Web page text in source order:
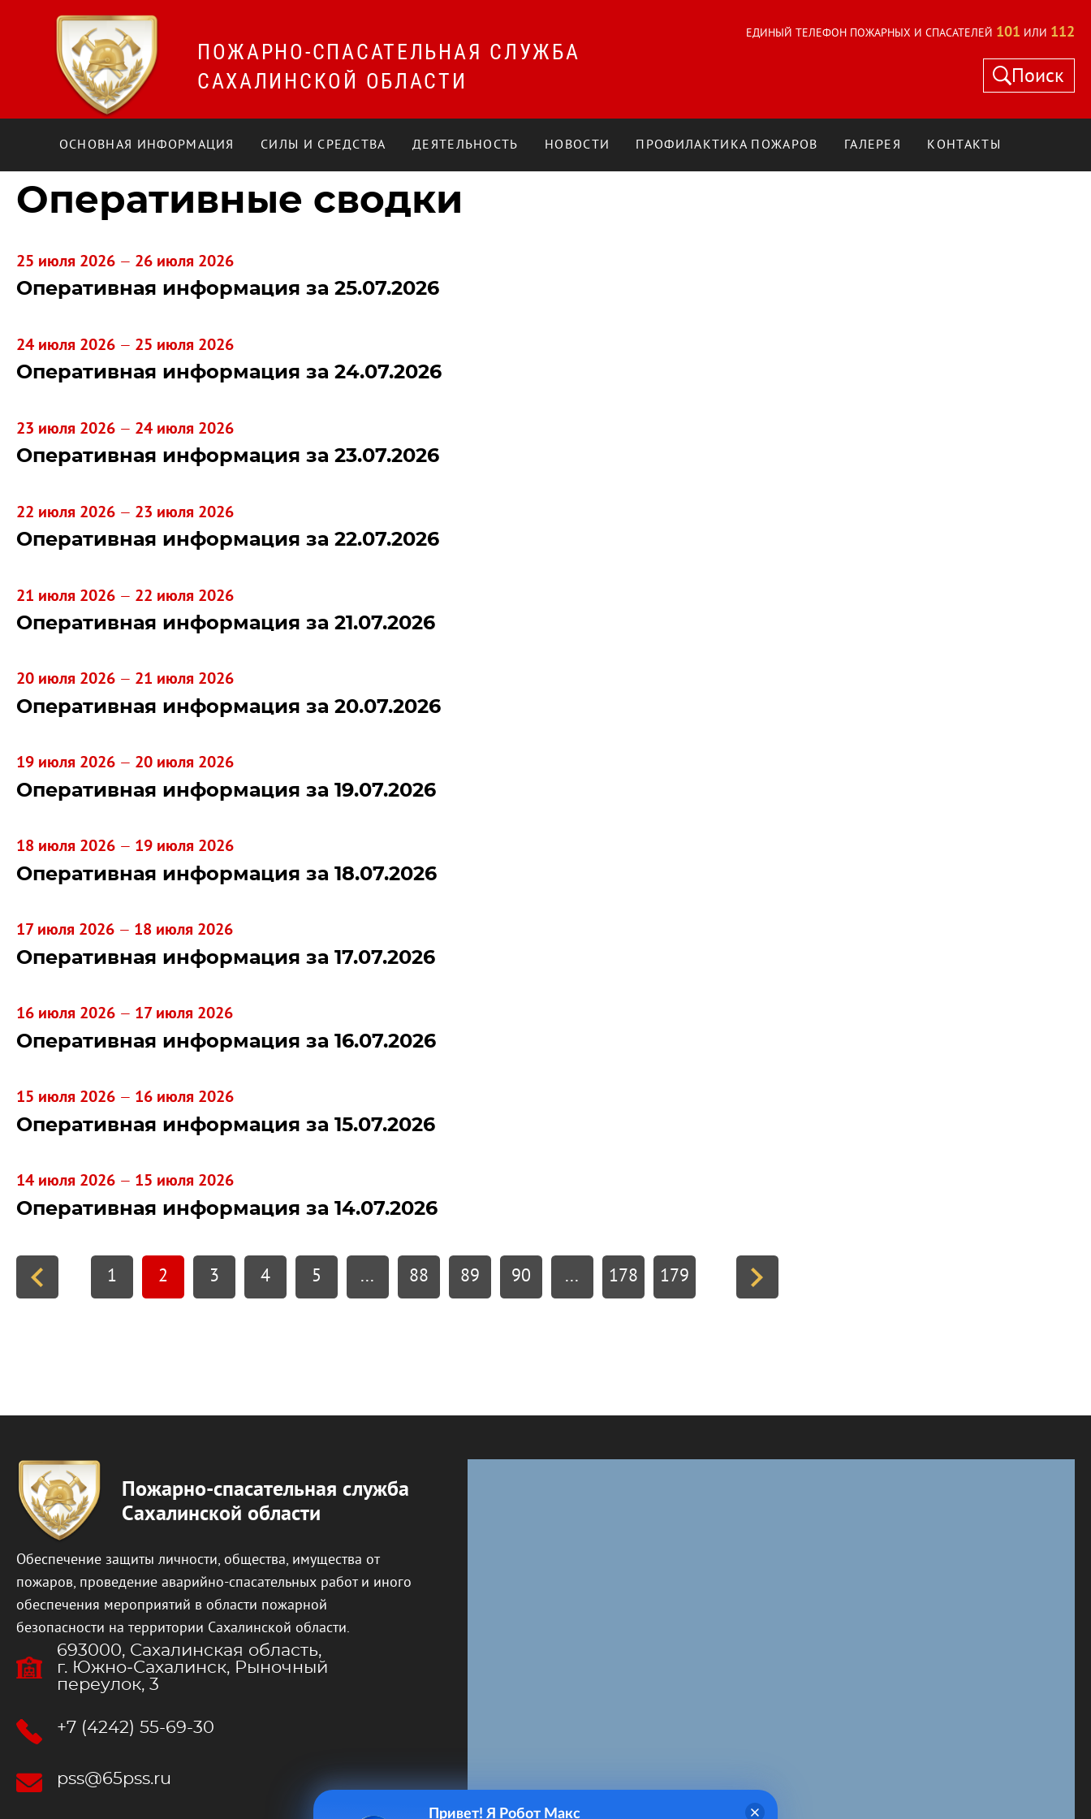
ПОЖАРНО-СПАСАТЕЛЬНАЯ СЛУЖБА
САХАЛИНСКОЙ ОБЛАСТИ
ЕДИНЫЙ ТЕЛЕФОН ПОЖАРНЫХ И СПАСАТЕЛЕЙ 101 ИЛИ 112
Поиск
ОСНОВНАЯ ИНФОРМАЦИЯ СИЛЫ И СРЕДСТВА ДЕЯТЕЛЬНОСТЬ НОВОСТИ ПРОФИЛАКТИКА ПОЖАРОВ ГАЛЕРЕЯ КОНТАКТЫ
Оперативные сводки
25 июля 2026 — 26 июля 2026
Оперативная информация за 25.07.2026
24 июля 2026 — 25 июля 2026
Оперативная информация за 24.07.2026
23 июля 2026 — 24 июля 2026
Оперативная информация за 23.07.2026
22 июля 2026 — 23 июля 2026
Оперативная информация за 22.07.2026
21 июля 2026 — 22 июля 2026
Оперативная информация за 21.07.2026
20 июля 2026 — 21 июля 2026
Оперативная информация за 20.07.2026
19 июля 2026 — 20 июля 2026
Оперативная информация за 19.07.2026
18 июля 2026 — 19 июля 2026
Оперативная информация за 18.07.2026
17 июля 2026 — 18 июля 2026
Оперативная информация за 17.07.2026
16 июля 2026 — 17 июля 2026
Оперативная информация за 16.07.2026
15 июля 2026 — 16 июля 2026
Оперативная информация за 15.07.2026
14 июля 2026 — 15 июля 2026
Оперативная информация за 14.07.2026
1 2 3 4 5 ... 88 89 90 ... 178 179
Пожарно-спасательная служба
Сахалинской области
Обеспечение защиты личности, общества, имущества от
пожаров, проведение аварийно-спасательных работ и иного
обеспечения мероприятий в области пожарной
безопасности на территории Сахалинской области.
693000, Сахалинская область,
г. Южно‐Сахалинск, Рыночный
переулок, 3
+7 (4242) 55-69-30
pss@65pss.ru
Привет! Я Робот Макс